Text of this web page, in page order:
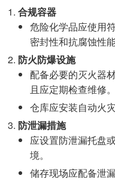
合规容器
危险化学品应使用
密封性和抗腐蚀性能
防火防爆设施
配备必要的灭火器
且应定期检查维修。
仓库应安装自动火
防泄漏措施
应设置防泄漏托盘
境。
储存现场应配备泄